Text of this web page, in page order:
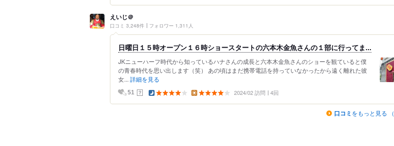
えいじ＠
口コミ 3,248件 フォロワー 1,311人
日曜日１５時オープン１６時ショースタートの六本木金魚さんの１部に行ってま...
JKニューハーフ時代から知っているハナさんの成長と六本木金魚さんのショーを観ていると僕
の青春時代を思い出します（笑） あの頃はまだ携帯電話を持っていなかったから遠く離れた彼
女... 詳細を見る
51 ？ 2024/02 訪問 4回
口コミ をもっと見る （